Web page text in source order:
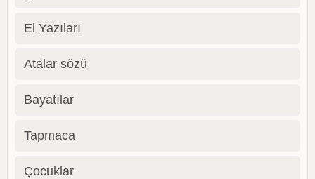
El Yazıları
Atalar sözü
Bayatılar
Tapmaca
Çocuklar